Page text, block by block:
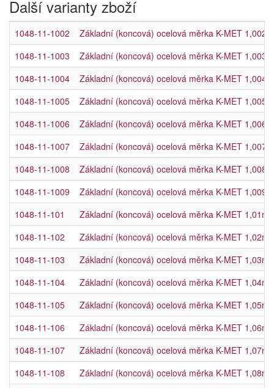
Další varianty zboží
1048-11-1002
Základní (koncová) ocelová měrka K-MET
1048-11-1003
Základní (koncová) ocelová měrka K-MET
1048-11-1004
Základní (koncová) ocelová měrka K-MET
1048-11-1005
Základní (koncová) ocelová měrka K-MET
1048-11-1006
Základní (koncová) ocelová měrka K-MET
1048-11-1007
Základní (koncová) ocelová měrka K-MET
1048-11-1008
Základní (koncová) ocelová měrka K-MET
1048-11-1009
Základní (koncová) ocelová měrka K-MET
1048-11-101
Základní (koncová) ocelová měrka K-MET
1048-11-102
Základní (koncová) ocelová měrka K-MET
1048-11-103
Základní (koncová) ocelová měrka K-MET
1048-11-104
Základní (koncová) ocelová měrka K-MET
1048-11-105
Základní (koncová) ocelová měrka K-MET
1048-11-106
Základní (koncová) ocelová měrka K-MET
1048-11-107
Základní (koncová) ocelová měrka K-MET
1048-11-108
Základní (koncová) ocelová měrka K-MET